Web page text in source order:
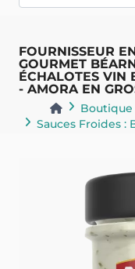
FOURNISSEUR
GOURMET
ÉCHALOTES VIN
- AMORA EN
Boutique
Sauces Froides :
S'inscrire